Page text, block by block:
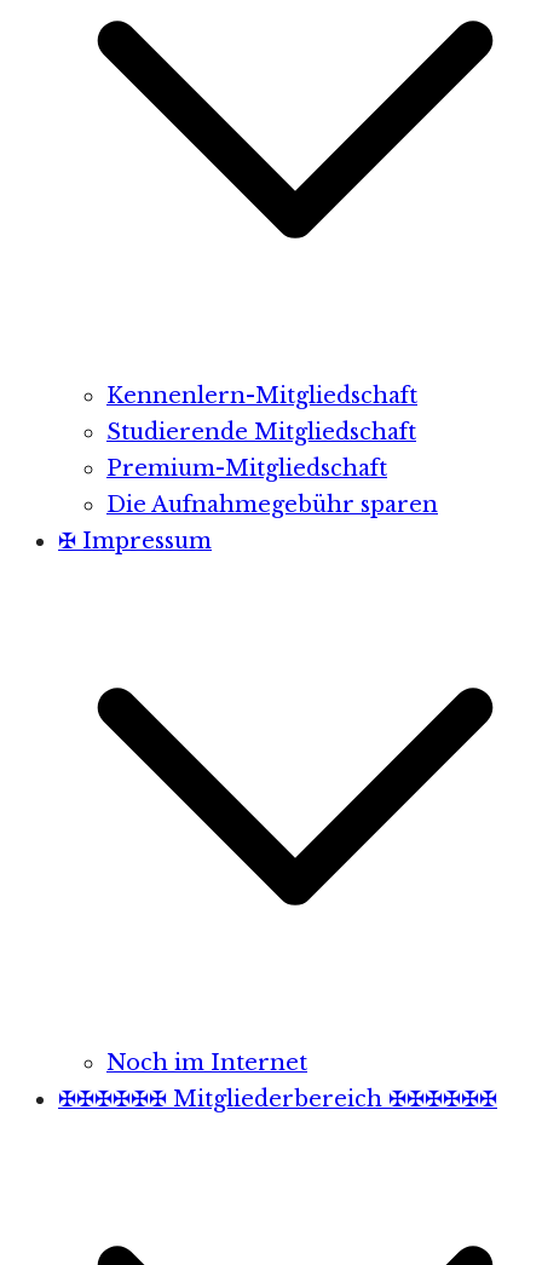
Kennenlern-Mitgliedschaft
Studierende Mitgliedschaft
Premium-Mitgliedschaft
Die Aufnahmegebühr sparen
✠ Impressum
Noch im Internet
✠✠✠✠✠✠ Mitgliederbereich ✠✠✠✠✠✠